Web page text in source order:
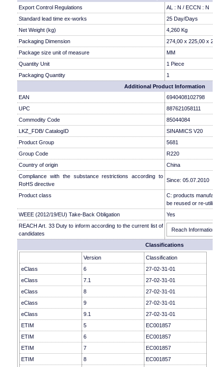
Export Control Regulations
AL : N / ECCN : N
Standard lead time ex-works
25 Day/Days
Net Weight (kg)
4,260 Kg
Packaging Dimension
274,00 x 225,00 x
Package size unit of measure
MM
Quantity Unit
1 Piece
Packaging Quantity
1
Additional Product Information
EAN
6940408102798
UPC
887621058111
Commodity Code
85044084
LKZ_FDB/ CatalogID
SINAMICS V20
Product Group
5681
Group Code
R220
Country of origin
China
Compliance with the substance restrictions according to
RoHS directive
Since: 05.07.2010
Product class
C: products
be reused or re-
WEEE (2012/19/EU) Take-Back Obligation
Yes
REACH Art. 33 Duty to inform according to the current list of
candidates
Reach Information
Classifications
Version
Classification
eClass
6
27-02-31-01
eClass
7.1
27-02-31-01
eClass
8
27-02-31-01
eClass
9
27-02-31-01
eClass
9.1
27-02-31-01
ETIM
5
EC001857
ETIM
6
EC001857
ETIM
7
EC001857
ETIM
8
EC001857